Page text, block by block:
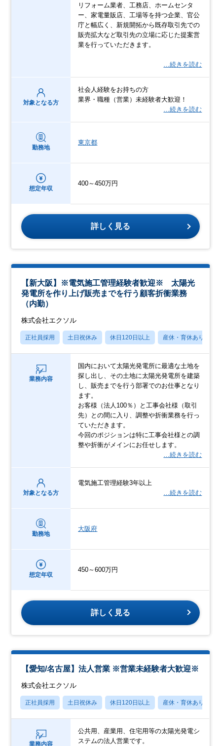
リフォーム業者、工務店、ホームセンタ
ー、家電量販店、工場等を持つ企業、官公
庁と幅広く、新規開拓から既存取引先での
販売拡大など取引先の立場に応じた提案営
業を行っていただきます。
…続きを読む
対象となる方
社会人経験をお持ちの方
業界・職種（営業）未経験者大歓迎！
…続きを読む
勤務地
東京都
想定年収
400～450万円
詳しく見る
【新大阪】※電気施工管理経験者歓迎※ 太陽光
発電所を作り上げ販売までを行う顧客折衝業務
（内勤）
株式会社エクソル
正社員採用 土日祝休み 休日120日以上 産休・育休あり
業務内容
国内において太陽光発電所に最適な土地を
探し出し、その土地に太陽光発電所を建築
し、販売までを行う部署でのお仕事となり
ます。
お客様（法人100％）と工事会社様（取引
先）との間に入り、調整や折衝業務を行っ
ていただきます。
今回のポジションは特に工事会社様との調
整や折衝がメインにお任せします。
…続きを読む
対象となる方
電気施工管理経験3年以上
…続きを読む
勤務地
大阪府
想定年収
450～600万円
詳しく見る
【愛知/名古屋】法人営業 ※営業未経験者大歓迎※
株式会社エクソル
正社員採用 土日祝休み 休日120日以上 産休・育休あり
業務内容
公共用、産業用、住宅用等の太陽光発電シ
ステムの法人営業です。